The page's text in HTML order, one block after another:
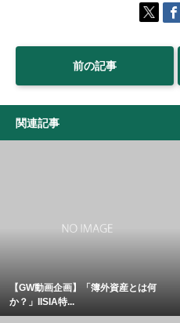
前の記事
関連記事
【GW動画企画】「簿外資産とは何
か？」IISIA特...